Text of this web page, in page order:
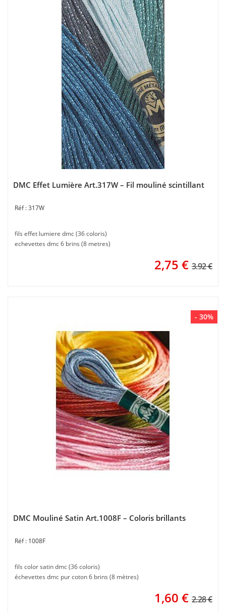
DMC Effet Lumière Art.317W – Fil mouliné scintillant
317W
fils effet lumiere dmc (36 coloris)
echevettes dmc 6 brins (8 metres)
2,75 € 3.92 €
- 30%
DMC Mouliné Satin Art.1008F – Coloris brillants
1008F
fils color satin dmc (36 coloris)
échevettes dmc pur coton 6 brins (8 mètres)
1,60 € 2.28 €